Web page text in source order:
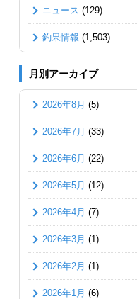
ニュース (129)
釣果情報 (1,503)
月別アーカイブ
2026年8月 (5)
2026年7月 (33)
2026年6月 (22)
2026年5月 (12)
2026年4月 (7)
2026年3月 (1)
2026年2月 (1)
2026年1月 (6)